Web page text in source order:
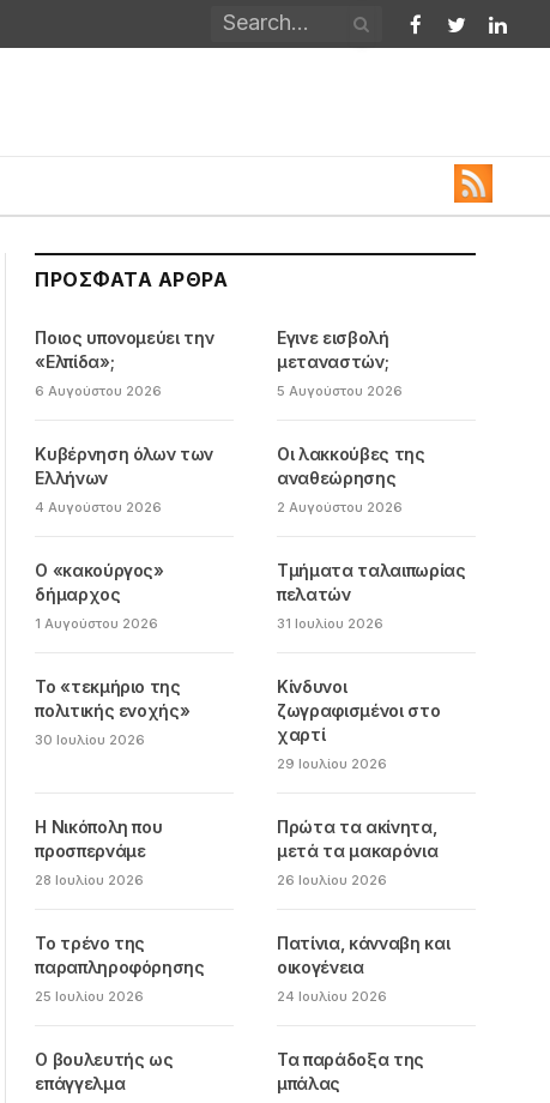
Facebook
Twitter
ΠΡΌΣΦΑΤΑ ΆΡΘΡΑ
Ποιος υπονομεύει την
«Ελπίδα»;
6 Αυγούστου 2026
Εγινε εισβολή
μεταναστών;
5 Αυγούστου 2026
Κυβέρνηση όλων των
Ελλήνων
4 Αυγούστου 2026
Οι λακκούβες της
αναθεώρησης
2 Αυγούστου 2026
Ο «κακούργος»
δήμαρχος
1 Αυγούστου 2026
Τμήματα ταλαιπωρίας
πελατών
31 Ιουλίου 2026
Το «τεκμήριο της
πολιτικής ενοχής»
30 Ιουλίου 2026
Κίνδυνοι
ζωγραφισμένοι στο
χαρτί
29 Ιουλίου 2026
Η Νικόπολη που
προσπερνάμε
28 Ιουλίου 2026
Πρώτα τα ακίνητα,
μετά τα μακαρόνια
26 Ιουλίου 2026
Το τρένο της
παραπληροφόρησης
25 Ιουλίου 2026
Πατίνια, κάνναβη και
οικογένεια
24 Ιουλίου 2026
Ο βουλευτής ως
επάγγελμα
Τα παράδοξα της
μπάλας